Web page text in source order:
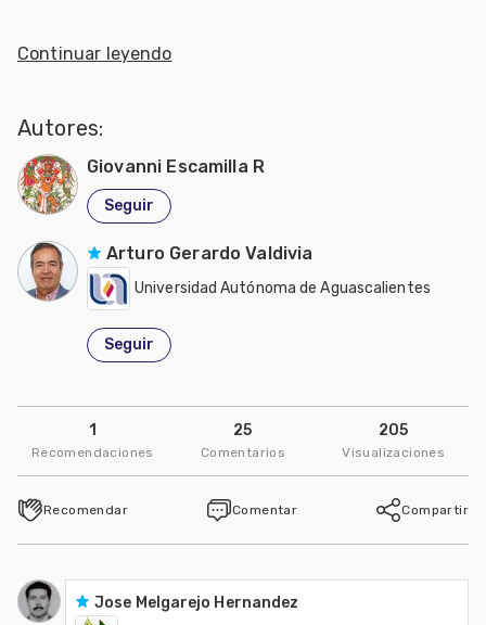
Continuar leyendo
Autores:
Giovanni Escamilla R
Seguir
Arturo Gerardo Valdivia
Universidad Autónoma de Aguascalientes
Seguir
1
Recomendaciones
25
Comentarios
205
Visualizaciones
Recomendar Comentar Compartir
Jose Melgarejo Hernandez